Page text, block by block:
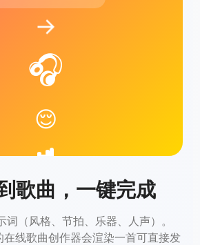
歌曲，一键完成
词（风格、节拍、乐器、人声）。
线歌曲创作器会渲染一首可直接发
→
🎧
😌